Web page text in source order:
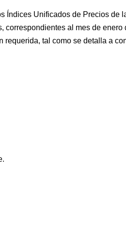
Índices Unificados de Precios de
correspondientes al mes de enero
requerida, tal como se detalla a